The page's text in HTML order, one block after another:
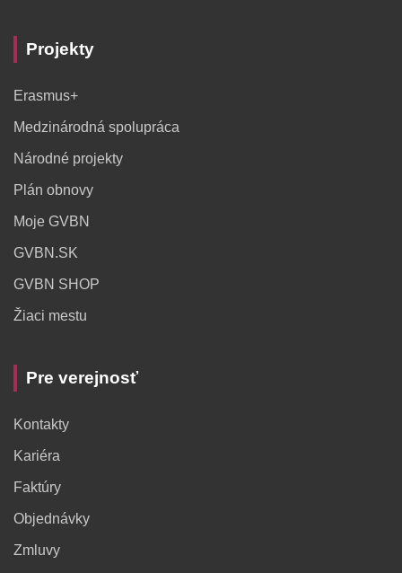
Projekty
Erasmus+
Medzinárodná spolupráca
Národné projekty
Plán obnovy
Moje GVBN
GVBN.SK
GVBN SHOP
Žiaci mestu
Pre verejnosť
Kontakty
Kariéra
Faktúry
Objednávky
Zmluvy